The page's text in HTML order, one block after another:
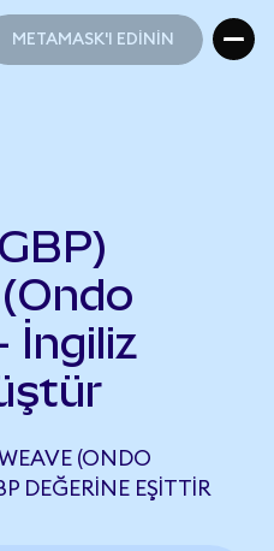
METAMASK'I EDİNİN
İngiliz
(ONDO
DEĞERINE EŞITTIR